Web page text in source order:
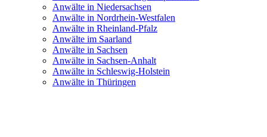
Anwälte in Niedersachsen
Anwälte in Nordrhein-Westfalen
Anwälte in Rheinland-Pfalz
Anwälte im Saarland
Anwälte in Sachsen
Anwälte in Sachsen-Anhalt
Anwälte in Schleswig-Holstein
Anwälte in Thüringen